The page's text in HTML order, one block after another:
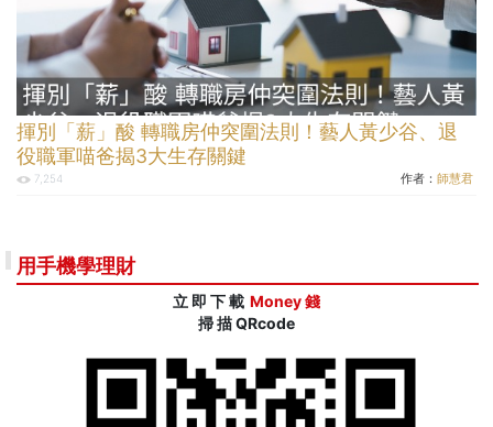
揮別「薪」酸 轉職房仲突圍法則！藝人黃少谷、退
役職軍喵爸揭3大生存關鍵
7,254 作者： 師慧君
用手機學理財
立 即 下 載 Money 錢
掃 描 QRcode